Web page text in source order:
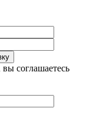
соглашаетесь